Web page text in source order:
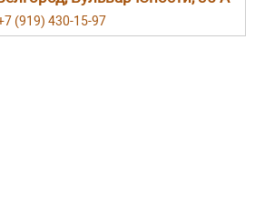
(919) 430-15-97